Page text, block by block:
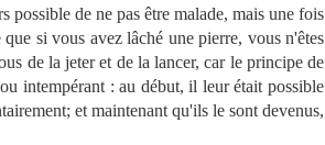
possible de ne pas être malade, mais une fois
si vous avez lâché une pierre, vous n'êtes
de la jeter et de la lancer, car le principe de
intempérant : au début, il leur était possible
et maintenant qu'ils le sont devenus,